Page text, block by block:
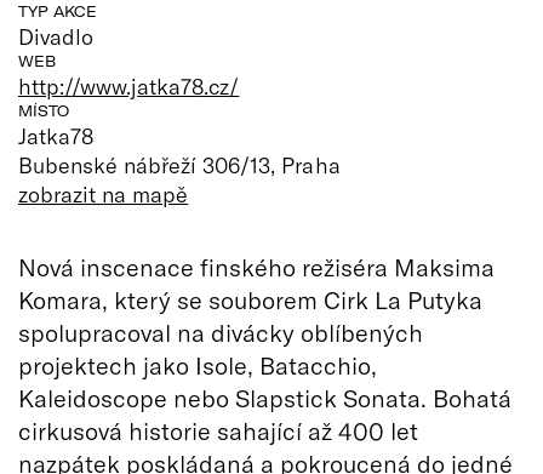
TYP AKCE
Divadlo
WEB
http://www.jatka78.cz/
MÍSTO
Jatka78
Bubenské nábřeží 306/13, Praha
zobrazit na mapě
Nová inscenace finského režiséra Maksima
Komara, který se souborem Cirk La Putyka
spolupracoval na divácky oblíbených
projektech jako Isole, Batacchio,
Kaleidoscope nebo Slapstick Sonata. Bohatá
cirkusová historie sahající až 400 let
nazpátek poskládaná a pokroucená do jedné